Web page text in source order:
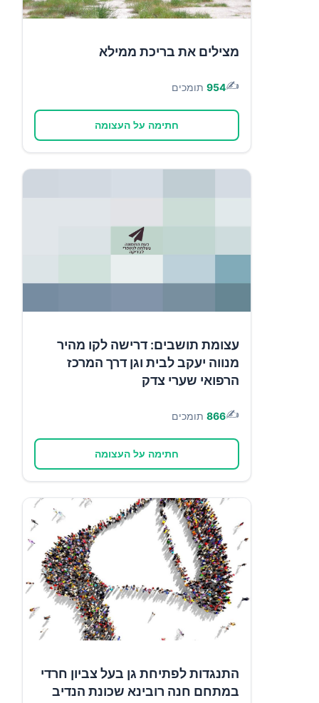
מצילים את בריכת ממילא
✍️
954 תומכים
חתימה על העצומה
עצומת תושבים: דרישה לקו מהיר
מנווה יעקב לבית וגן דרך המרכז
הרפואי שערי צדק
✍️
866 תומכים
חתימה על העצומה
התנגדות לפתיחת גן בעל צביון חרדי
במתחם חנה רובינא שכונת הנדיב